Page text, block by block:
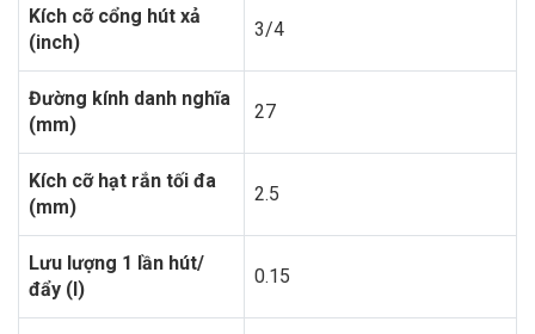
Kích cỡ cổng hút xả
(inch)
3/4
Đường kính danh nghĩa
(mm)
27
Kích cỡ hạt rắn tối đa
(mm)
2.5
Lưu lượng 1 lần hút/
đẩy (l)
0.15